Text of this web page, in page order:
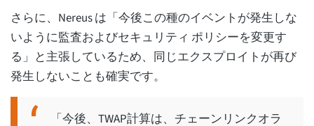
さらに、Nereus は「今後この種のイベントが発生しな
いように監査およびセキュリティ ポリシーを変更す
る」と主張しているため、同じエクスプロイトが再び
発生しないことも確実です。
「今後、TWAP計算は、チェーンリンクオラ